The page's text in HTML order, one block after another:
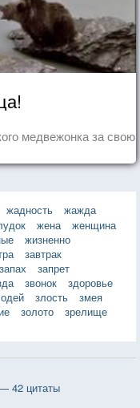
медвежонка за свою
жадность
жажда
жена
женщина
жизненно
завтрак
запах
запрет
звонок
здоровье
злость
змея
золото
зрелище
42 цитаты